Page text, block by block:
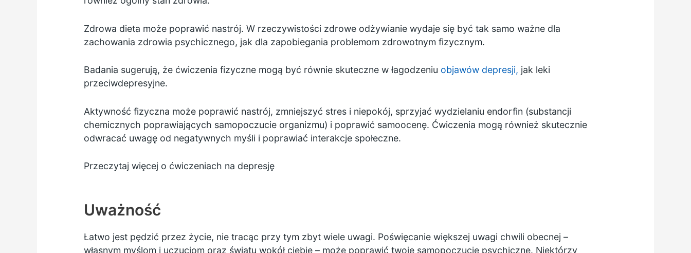
Zdrowa dieta może poprawić nastrój. W rzeczywistości zdrowe odżywianie wydaje się być tak samo ważne dla
zachowania zdrowia psychicznego, jak dla zapobiegania problemom zdrowotnym fizycznym.
Badania sugerują, że ćwiczenia fizyczne mogą być równie skuteczne w łagodzeniu objawów depresji, jak leki
przeciwdepresyjne.
Aktywność fizyczna może poprawić nastrój, zmniejszyć stres i niepokój, sprzyjać wydzielaniu endorfin (substancji
chemicznych poprawiających samopoczucie organizmu) i poprawić samoocenę. Ćwiczenia mogą również skutecznie
odwracać uwagę od negatywnych myśli i poprawiać interakcje społeczne.
Przeczytaj więcej o ćwiczeniach na depresję
Uważność
Łatwo jest pędzić przez życie, nie tracąc przy tym zbyt wiele uwagi. Poświęcanie większej uwagi chwili obecnej –
własnym myślom i uczuciom oraz światu wokół ciebie – może poprawić twoje samopoczucie psychiczne. Niektórzy